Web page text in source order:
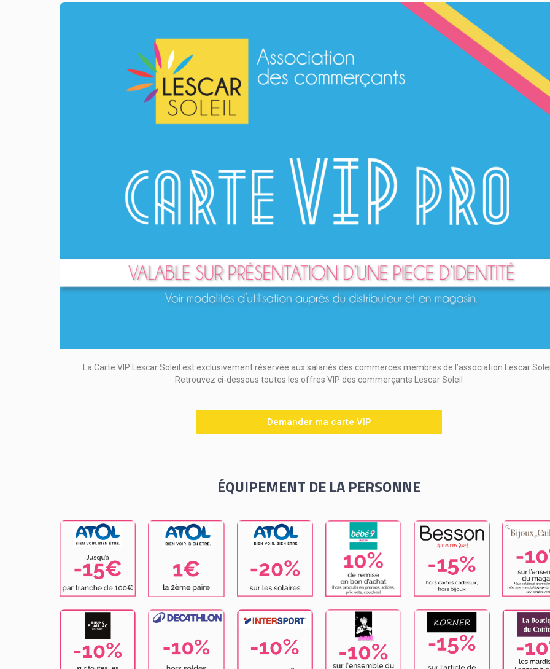
La Carte VIP Lescar Soleil est exclusivement réservée aux salariés des commerces membres de l’association Lescar
Retrouvez ci-dessous toutes les offres VIP des commerçants Lescar Soleil
Demander ma carte VIP
ÉQUIPEMENT DE LA PERSONNE